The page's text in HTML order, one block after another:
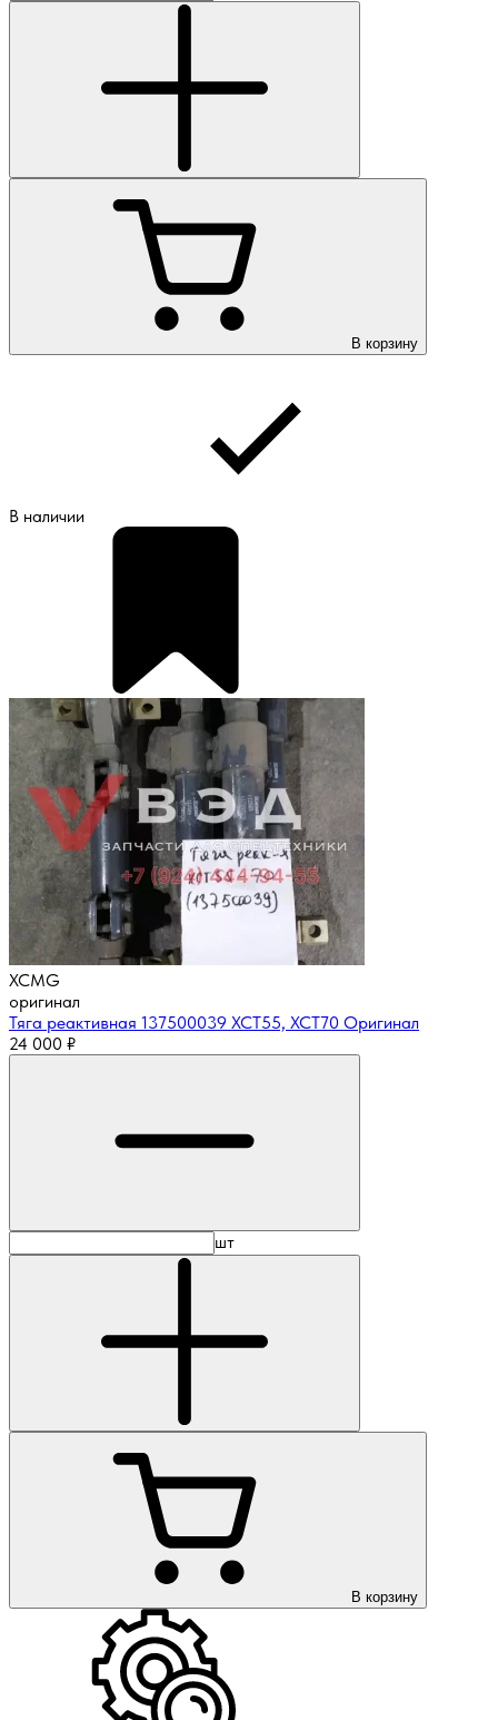
В корзину
В наличии
XCMG
оригинал
Тяга реактивная 137500039 XCT55, XCT70 Оригинал
24 000 ₽
шт
В корзину